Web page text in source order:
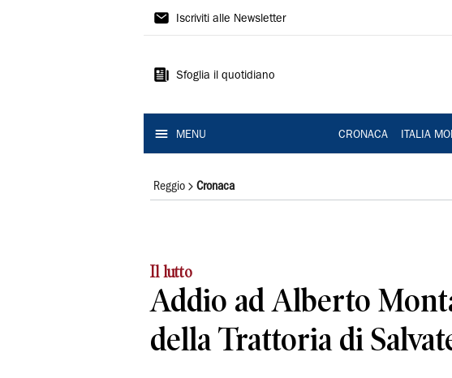
Gazzetta
Reggio
Iscriviti alle Newsletter
Sfoglia il quotidiano
MENU CRONACA ITALIA
Reggio Cronaca
Il lutto
Addio ad Alberto
della Trattoria di